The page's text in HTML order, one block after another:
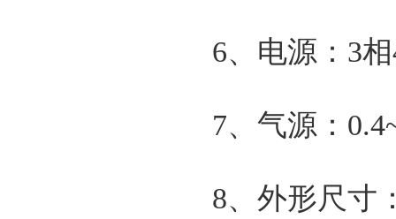
6、电源：3
7、气源：
8、外形尺寸